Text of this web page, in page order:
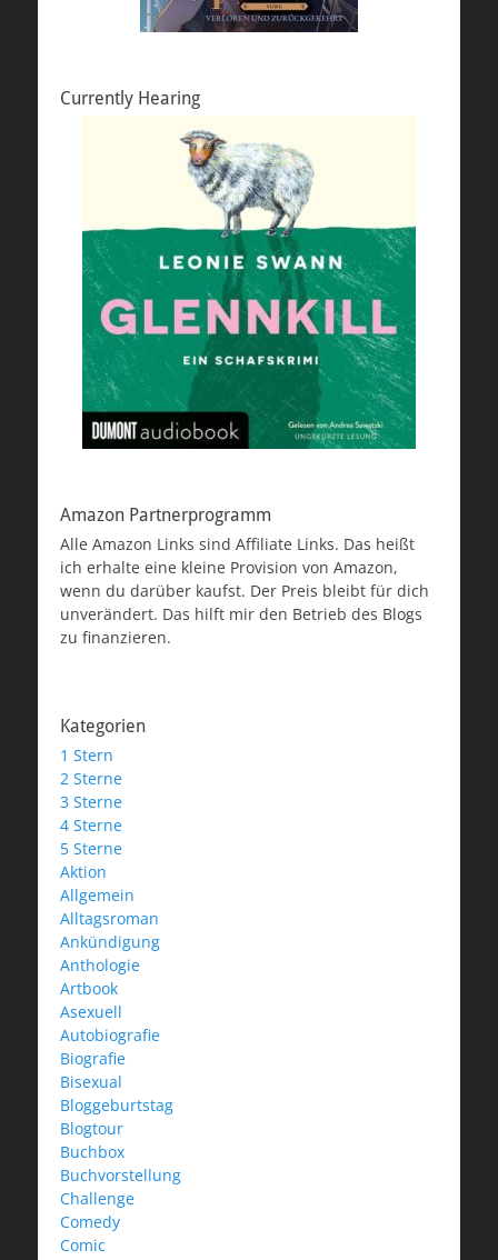
Currently Hearing
Amazon Partnerprogramm
Alle Amazon Links sind Affiliate Links. Das heißt
ich erhalte eine kleine Provision von Amazon,
wenn du darüber kaufst. Der Preis bleibt für dich
unverändert. Das hilft mir den Betrieb des Blogs
zu finanzieren.
Kategorien
1 Stern
2 Sterne
3 Sterne
4 Sterne
5 Sterne
Aktion
Allgemein
Alltagsroman
Ankündigung
Anthologie
Artbook
Asexuell
Autobiografie
Biografie
Bisexual
Bloggeburtstag
Blogtour
Buchbox
Buchvorstellung
Challenge
Comedy
Comic